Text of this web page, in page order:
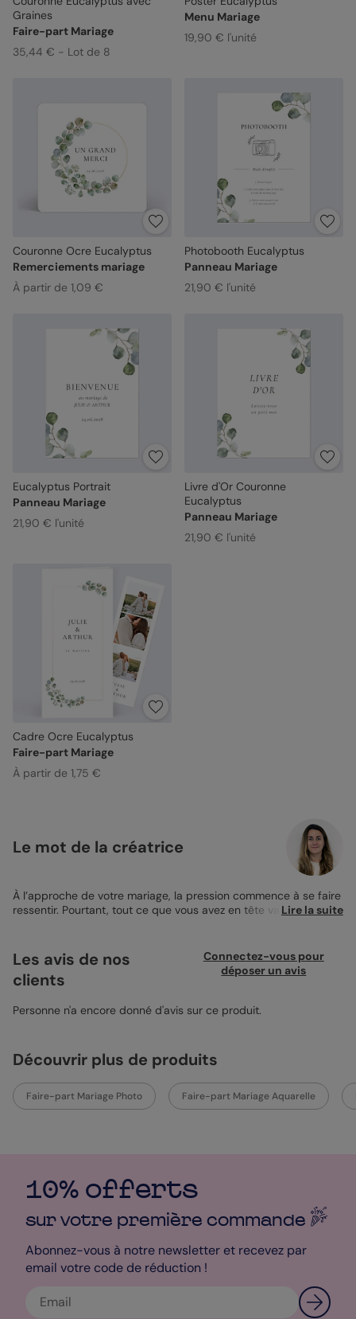
Graines
Faire-part Mariage
35,44 € - Lot de 8
Menu Mariage
19,90 € l'unité
Couronne Ocre Eucalyptus
Remerciements mariage
À partir de 1,09 €
Photobooth Eucalyptus
Panneau Mariage
21,90 € l'unité
Eucalyptus Portrait
Panneau Mariage
21,90 € l'unité
Livre d'Or Couronne
Eucalyptus
Panneau Mariage
21,90 € l'unité
Cadre Ocre Eucalyptus
Faire-part Mariage
À partir de 1,75 €
Le mot de la créatrice
À l’approche de votre mariage, la pression commence à se faire
ressentir. Pourtant, tout ce que vous avez en tête va se réaliser
invités avec un Faire-part Mariage
. Votre mariage s’annonce
frais, élégant et moderne ? Craquez pour notre Faire-part de
Mariage Cadre Eucalyptus. Ce faire-part au format 12x17 cm
nouvelle. En effet, en plus d’un petit texte d’invitation, vous
que vous préférez de votre couple. Des pétales d’eucalyptus
dessinés à l’aquarelle illuminent votre sourire. Au verso, j’ai
rédigé un petit texte d’invitation pour vos invités. Inspirez-vous
en mais ajoutez vos propres mots. Expliquez le déroulement de
votre journée de mariage, les quelques surprises qu’il y aura et
encore vous sera possible. Enfin, allez jusqu’à personnaliser vos
envois en choisissant un papier d’impression en particulier et
une couleur d’enveloppe. 5 papiers haut de gamme vous sont
proposés ainsi que 21 teintes pour les enveloppes. En tant que
notre Papier Satiné. N’attendez plus et commencez à rendre
unique vos Faire-part de Mariage Cadre Eucalyptus. Si vous
adressez-vous à notre service client qui se fera une joie de
vous répondre. Excellente création !
Lire la suite
Les avis de nos
clients
Connectez-vous pour
déposer un avis
Personne n'a encore donné d'avis sur ce produit.
Découvrir plus de produits
Faire-part Mariage Photo Faire-part Mariage Aquarelle
10% offerts
sur votre première commande
Abonnez-vous à notre newsletter et recevez par
email votre code de réduction !